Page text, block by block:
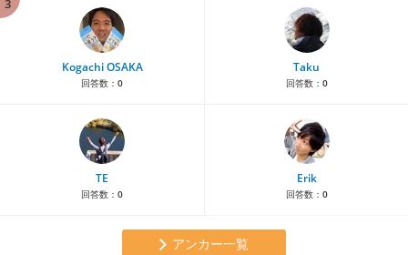
3
Kogachi OSAKA
回答数： 0
Taku
回答数： 0
TE
回答数： 0
Erik
回答数： 0
アンカー一覧